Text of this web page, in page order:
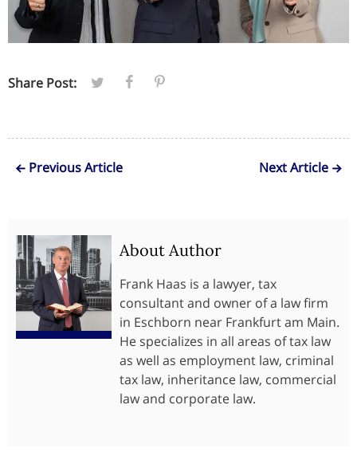
Share Post:
Previous Article Next Article
About Author
Frank Haas is a lawyer, tax
consultant and owner of a law firm
in Eschborn near Frankfurt am Main.
He specializes in all areas of tax law
as well as employment law, criminal
tax law, inheritance law, commercial
law and corporate law.